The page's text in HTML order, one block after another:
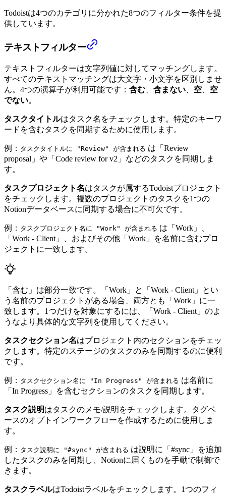
Todoistは4つのカテゴリに分かれた8つのフィルター条件を提
供しています。
テキストフィルター
テキストフィルターは文字列値に対してマッチングします。
すべてのテキストマッチングは大文字・小文字を区別しませ
ん。4つの演算子が利用可能です： 含む 含まない 空
空
でない。
タスクタイトルはタスク名をチェックします。特定のキーワ
ードを含むタスクを同期するために使用します。
例： タスクタイトルに "Review" が含まれる は「Review
proposal」や「Code review for v2」などのタスクを同期しま
す。
タスクプロジェクト名はタスクが属するTodoistプロジェクト
をチェックします。複数のプロジェクトのタスクを1つの
Notionデータベースに同期する場合に不可欠です。
例： タスクプロジェクト名に "Work" が含まれる は「Work」、
「Work - Client」、およびその他「Work」を名前に含むプロ
ジェクトに一致します。
「含む」は部分一致です。「Work」と「Work - Client」とい
う名前のプロジェクトがある場合、両方とも「Work」に一
致します。1つだけを対象にするには、「Work - Client」のよ
うなより具体的な文字列を使用してください。
タスクセクション名はプロジェクト内のセクションをチェッ
クします。特定のステージのタスクのみを同期するのに便利
です。
例： タスクセクション名に "In Progress" が含まれる は名前に
「In Progress」を含むセクションのタスクを同期します。
タスク説明はタスクのメモ/説明をチェックします。タグベ
ースのオプトインワークフローを作成するために使用しま
す。
例： タスク説明に "#sync" が含まれる は説明に「#sync」を追加
したタスクのみを同期し、Notionに届くものを手動で制御で
きます。
タスクラベルはTodoistラベルをチェックします。1つのフィ